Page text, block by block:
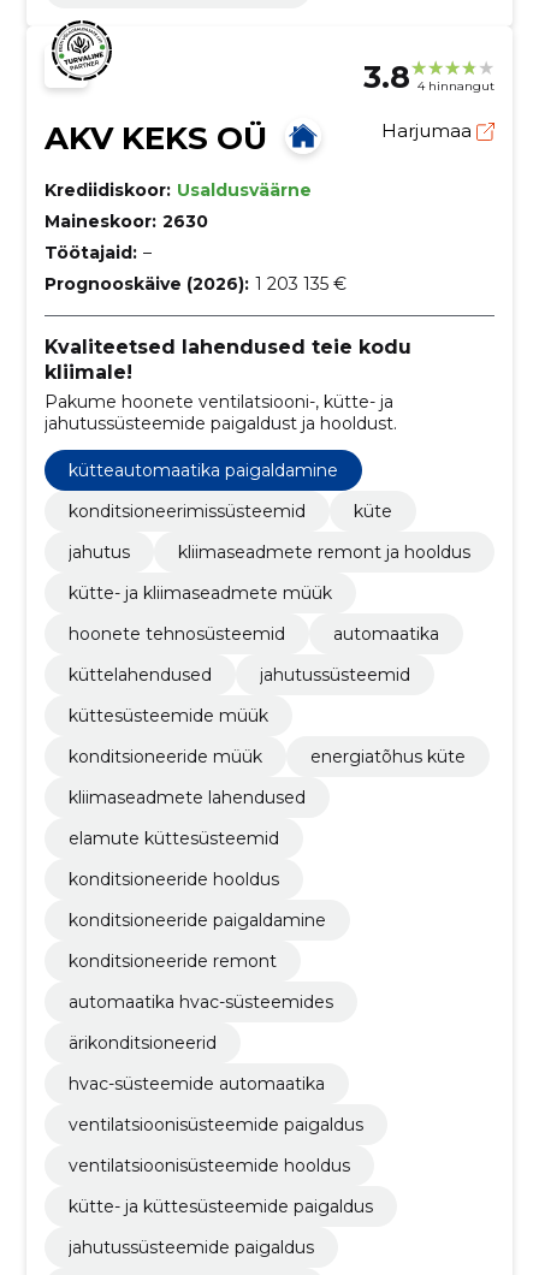
3.8 4 hinnangut
AKV KEKS OÜ Harjumaa
Krediidiskoor: Usaldusväärne
Maineskoor: 2630
Töötajaid: –
Prognooskäive (2026): 1 203 135 €
Kvaliteetsed lahendused teie kodu
kliimale!
Pakume hoonete ventilatsiooni-, kütte- ja
jahutussüsteemide paigaldust ja hooldust.
kütteautomaatika paigaldamine
konditsioneerimissüsteemid
küte
jahutus
kliimaseadmete remont ja hooldus
kütte- ja kliimaseadmete müük
hoonete tehnosüsteemid
automaatika
küttelahendused
jahutussüsteemid
küttesüsteemide müük
konditsioneeride müük
energiatõhus küte
kliimaseadmete lahendused
elamute küttesüsteemid
konditsioneeride hooldus
konditsioneeride paigaldamine
konditsioneeride remont
automaatika hvac-süsteemides
ärikonditsioneerid
hvac-süsteemide automaatika
ventilatsioonisüsteemide paigaldus
ventilatsioonisüsteemide hooldus
kütte- ja küttesüsteemide paigaldus
jahutussüsteemide paigaldus